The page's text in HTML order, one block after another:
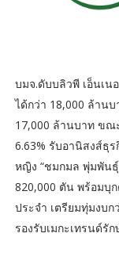
บมจ.ดับบลิวพี เอ็นเน
ได้กว่า 18,000 ล้าน
17,000 ล้านบาท ขณ
6.63% รับอานิสงส์ธุ
หญิง “ชมกมล พุ่มพันธุ์
820,000 ตัน พร้อมบุ
ประจำ เตรียมทุ่มงบ
รองรับเมกะเทรนด์รั